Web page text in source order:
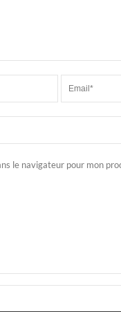
le navigateur pour mon